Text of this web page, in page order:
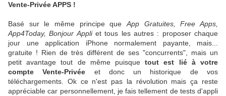
Vente-Privée APPS !
Basé sur le même principe que App Gratuites, Free Apps,
App4Today, Bonjour Appliet tous les autres : proposer chaque
jour une application iPhone normalement payante, mais...
gratuite ! Rien de très différent de ses "concurrents", mais un
petit avantage tout de même puisquetout est lié à votre
compte Vente-Privée et donc un historique de vos
téléchargements. Ok ce n'est pas la révolution mais ça reste
appréciable car personnellement, je fais tellement de tests d'appli